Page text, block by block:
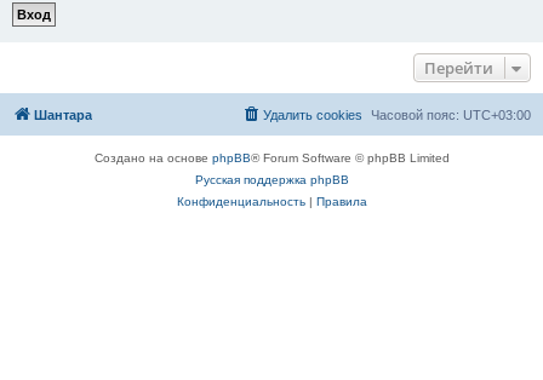
Перейти
Шантара Часовой пояс: UTC+03:00
Удалить cookies
Создано на основе phpBB® Forum Software © phpBB Limited
Русская поддержка phpBB
Конфиденциальность| Правила